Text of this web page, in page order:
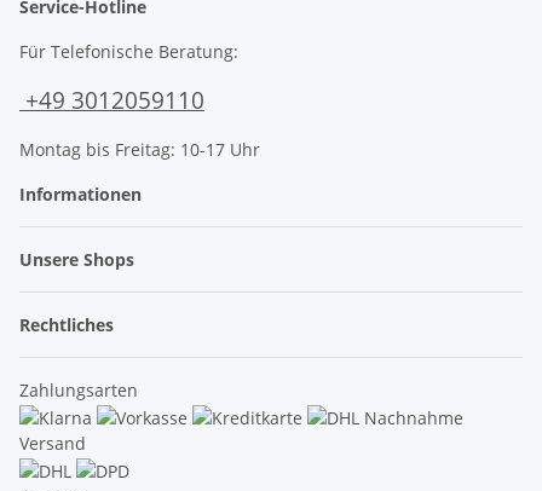
Service-Hotline
Für Telefonische Beratung:
+49 3012059110
Montag bis Freitag: 10-17 Uhr
Informationen
Unsere Shops
Rechtliches
Zahlungsarten
Versand